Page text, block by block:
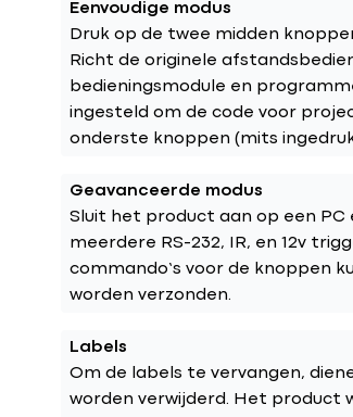
Eenvoudige modus
Druk op de twee midden
Richt de originele
bedieningsmodule en
ingesteld om de code voor
onderste knoppen (mits
Geavanceerde modus
Sluit het product aan op een
meerdere RS-232, IR, en 12v
commando’s voor de knoppen
worden verzonden.
Labels
Om de labels te vervangen,
worden verwijderd. Het product